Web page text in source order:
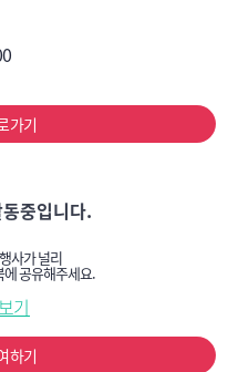
가기
중입니다.
사가 널리
에 공유해주세요.
기
하기